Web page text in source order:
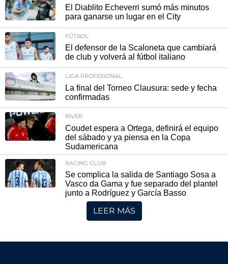
El Diablito Echeverri sumó más minutos
para ganarse un lugar en el City
FÚTBOL
El defensor de la Scaloneta que cambiará
de club y volverá al fútbol italiano
LIGA PROFESIONAL
La final del Torneo Clausura: sede y fecha
confirmadas
RIVER
Coudet espera a Ortega, definirá el equipo
del sábado y ya piensa en la Copa
Sudamericana
RACING CLUB
Se complica la salida de Santiago Sosa a
Vasco da Gama y fue separado del plantel
junto a Rodríguez y García Basso
LEER MÁS